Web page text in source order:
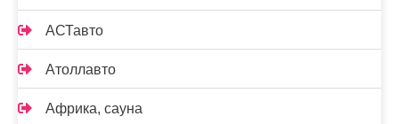
АСТавто
Атоллавто
Африка, сауна